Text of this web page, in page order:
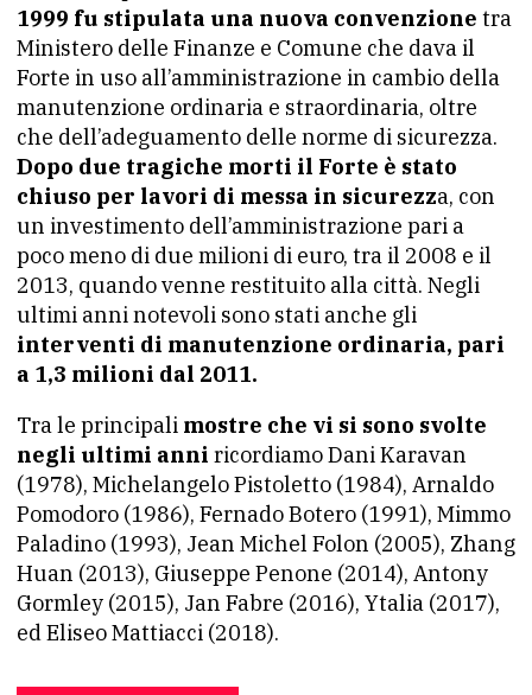
1999 fu stipulata una nuova convenzione tra
Ministero delle Finanze e Comune che dava il
Forte in uso all’amministrazione in cambio della
manutenzione ordinaria e straordinaria, oltre
che dell’adeguamento delle norme di sicurezza.
Dopo due tragiche morti il Forte è stato
chiuso per lavori di messa in sicurezza, con
un investimento dell’amministrazione pari a
poco meno di due milioni di euro, tra il 2008 e il
2013, quando venne restituito alla città. Negli
ultimi anni notevoli sono stati anche gli
interventi di manutenzione ordinaria, pari
a 1,3 milioni dal 2011.
Tra le principali mostre che vi si sono svolte
negli ultimi anni ricordiamo Dani Karavan
(1978), Michelangelo Pistoletto (1984), Arnaldo
Pomodoro (1986), Fernado Botero (1991), Mimmo
Paladino (1993), Jean Michel Folon (2005), Zhang
Huan (2013), Giuseppe Penone (2014), Antony
Gormley (2015), Jan Fabre (2016), Ytalia (2017),
ed Eliseo Mattiacci (2018).